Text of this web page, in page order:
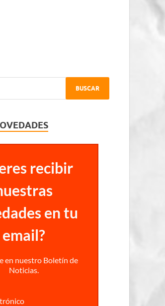
recibir
en tu
email?
en nuestro Boletín de
Noticias.